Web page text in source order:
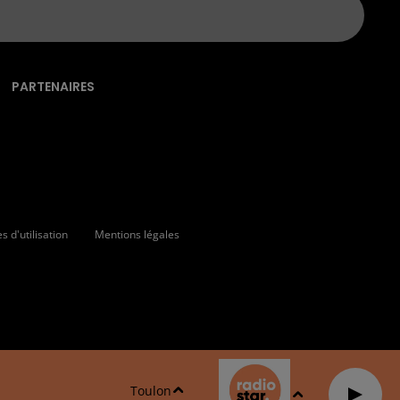
PARTENAIRES
Toulon
d'utilisation Mentions légales